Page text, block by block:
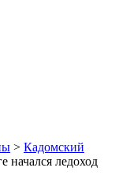
> Кадомский
начался ледоход